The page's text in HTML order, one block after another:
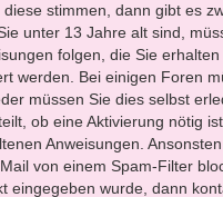
diese stimmen, dann gibt es
unter 13 Jahre alt sind,
folgen, die Sie
werden. Bei einigen Foren
müssen Sie dies selbst
ob eine Aktivierung nötig
Anweisungen.
von einem Spam-Filter
eingegeben wurde, dann